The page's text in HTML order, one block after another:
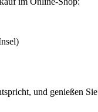
und genießen